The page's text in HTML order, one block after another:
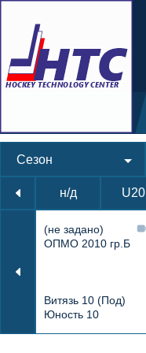
Сезон
н/д U20
(не задано)
ОПМО 2010 гр.Б
Витязь 10 (Под)
Юность 10